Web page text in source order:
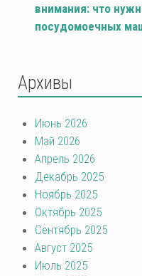
внимания: что
посудомоечных
Архивы
Июнь 2026
Май 2026
Апрель 2026
Декабрь 2025
Ноябрь 2025
Октябрь 2025
Сентябрь 2025
Август 2025
Июль 2025